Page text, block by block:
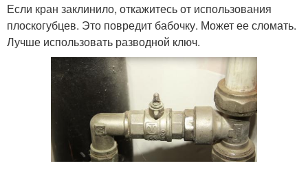
Если кран заклинило, откажитесь от использования
плоскогубцев. Это повредит бабочку. Может ее сломать.
Лучше использовать разводной ключ.